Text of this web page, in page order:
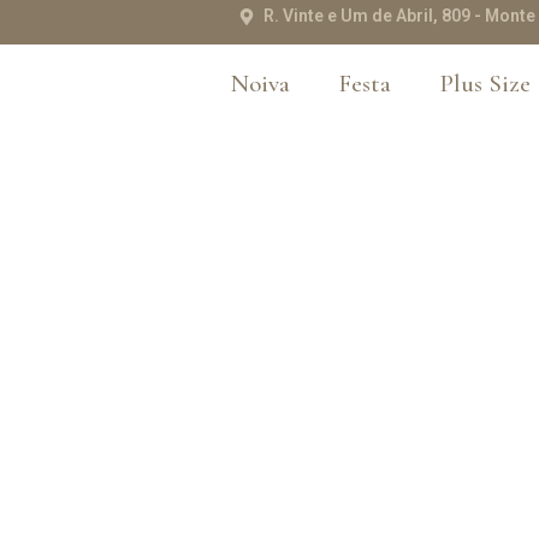
R. Vinte e Um de Abril, 809 -
Noiva Festa Plus Size